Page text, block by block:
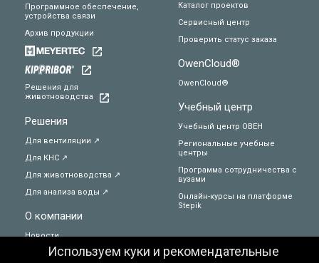
Программное обеспечение,
устройства связи
Архив продукции
Решения для
животноводства
Решения
Для вентиляции ↗
Для КНС ↗
Для животноводства ↗
Для анализа воды ↗
О компании
Новости
Мероприятия
Каталог проектов
Сервисный центр
Проверить статус заказа
OwenCloud®
OwenCloud®
Учебный центр
Учебный центр ОВЕН
Региональные учебные
центры
Программа сотрудничества с
вузами
Онлайн-курсы на платформе
Stepik
Используем куки и рекомендательные
Техподдержка
Вопросы по заказу
Пожаловаться